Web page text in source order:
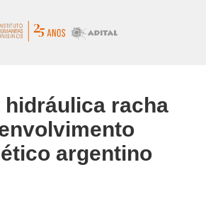
hidráulica racha
argentino